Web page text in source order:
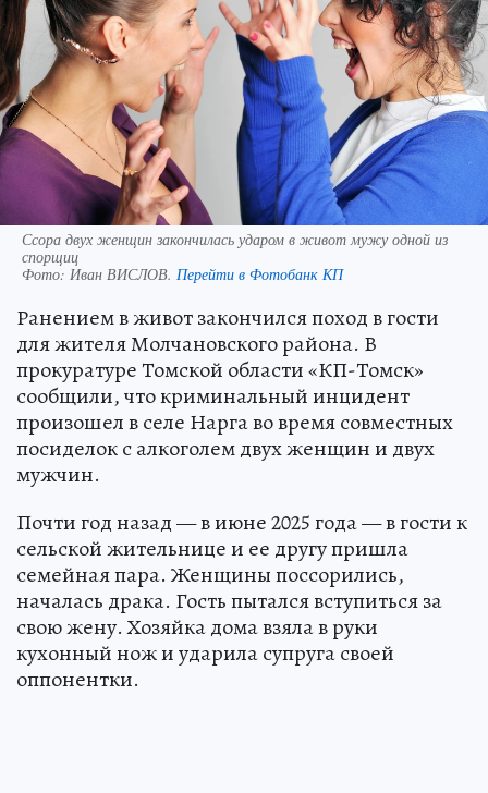
Ссора двух женщин закончилась ударом в живот мужу одной из
спорщиц
Фото: Иван ВИСЛОВ. Перейти в Фотобанк КП
Ранением в живот закончился поход в гости
для жителя Молчановского района. В
прокуратуре Томской области «КП-Томск»
сообщили, что криминальный инцидент
произошел в селе Нарга во время совместных
посиделок с алкоголем двух женщин и двух
мужчин.
Почти год назад — в июне 2025 года — в гости к
сельской жительнице и ее другу пришла
семейная пара. Женщины поссорились,
началась драка. Гость пытался вступиться за
свою жену. Хозяйка дома взяла в руки
кухонный нож и ударила супруга своей
оппонентки.